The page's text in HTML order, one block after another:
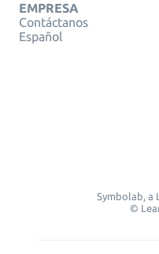
EMPRESA
Contáctanos
Español
Symbolab, a
©